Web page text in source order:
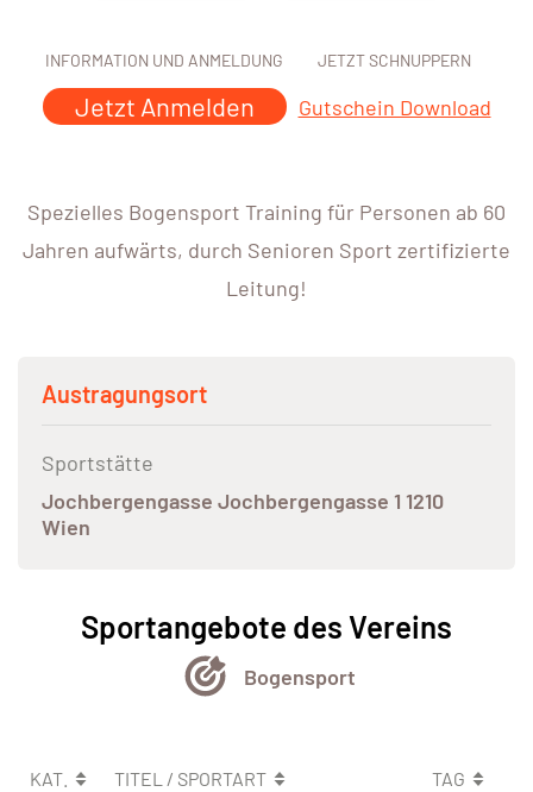
INFORMATION UND ANMELDUNG
Jetzt Anmelden
JETZT SCHNUPPERN
Gutschein Download
Spezielles Bogensport Training für Personen ab 60
Jahren aufwärts, durch Senioren Sport zertifizierte
Leitung!
Austragungsort
Sportstätte
Jochbergengasse Jochbergengasse 1 1210
Wien
Sportangebote des Vereins
Bogensport
KAT. TITEL / SPORTART
TAG